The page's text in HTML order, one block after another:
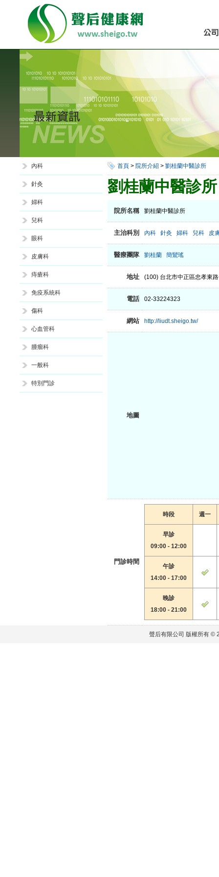
內科
針灸
婦科
兒科
眼科
皮膚科
痔瘡科
免疫系統科
傷科
心血管科
腫瘤科
一般科
特別門診
首頁 > 院所介紹 > 劉桂蘭中醫診所
劉桂蘭中醫診所
院所名稱 劉桂蘭中醫診所
主治科別 內科 針灸 婦科 兒科 皮
醫療團隊 劉桂蘭 簡鸞瑤
地址 (100) 台北市中正區忠孝東
電話 02-33224323
網站 http://liudt.sheigo.tw/
地圖
門診時間
時段 週一
早診
09:00 - 12:00
午診
14:00 - 17:00
晚診
18:00 - 21:00
聲后有限公司 版權所有 ©